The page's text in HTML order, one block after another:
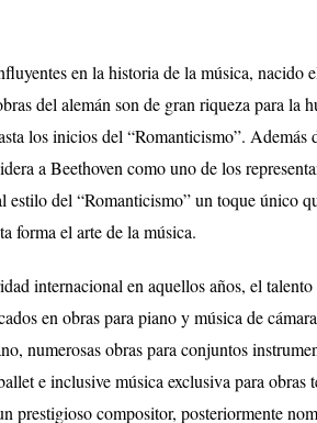
en la historia de la música, nacido
del alemán son de gran riqueza para la
los inicios del “Romanticismo”.
a Beethoven como uno de los
del “Romanticismo” un toque único
forma el arte de la música.
internacional en aquellos años, el
en obras para piano y música de
numerosas obras para conjuntos
e inclusive música exclusiva para obras
prestigioso compositor, posteriormente